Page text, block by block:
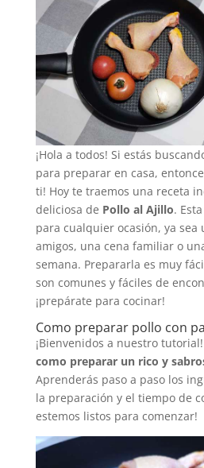
¡Hola a todos! Si estás
para preparar en casa,
ti! Hoy te traemos una receta
deliciosa de Pollo al Ajillo.
para cualquier ocasión, ya sea
amigos, una cena familiar o
semana. Prepararla es muy
son comunes y fáciles de
¡prepárate para cocinar!
Como preparar pollo con
¡Bienvenidos a nuestro
como preparar un rico y
Aprenderás paso a paso los
la preparación y el tiempo de
estemos listos para comenzar!